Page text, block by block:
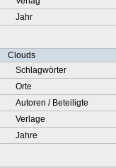
Jahr
Clouds
Schlagwörter
Orte
Autoren / Beteiligte
Verlage
Jahre